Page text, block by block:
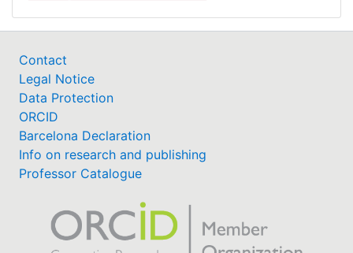
Contact
Legal Notice
Data Protection
ORCID
Barcelona Declaration
Info on research and publishing
Professor Catalogue